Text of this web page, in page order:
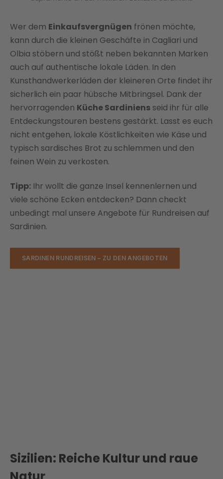
Wer dem Einkaufsvergnügen frönen möchte,
kann durch die kleinen Geschäfte in Cagliari und
Olbia stöbern und stößt neben bekannten Marken
auch auf authentische lokale Läden. In den
Kunsthandwerkerläden der kleineren Orte findet ihr
sicherlich ein paar hübsche Mitbringsel. Dank der
hervorragenden Küche Sardiniens seid ihr für alle
Entdeckungstouren bestens gestärkt. Lasst es euch
nicht entgehen, lokale Köstlichkeiten wie Käse und
typisch sardisches Brot zu schlemmen und den
feinen Wein zu verkosten.
Tipp: Ihr wollt die ganze Insel kennenlernen und
viele schöne Ecken entdecken? Dann checkt
unbedingt mal unsere Angebote für Rundreisen auf
Sardinien.
SARDINEN RUNDREISEN – ZU DEN ANGEBOTEN
Sizilien: Reiche Kultur und raue